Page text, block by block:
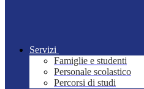
Servizi
Famiglie e studenti
Personale scolastico
Percorsi di studi